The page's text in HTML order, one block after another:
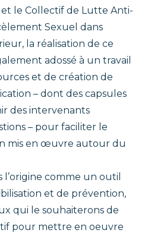
le Collectif de Lutte Anti-
Sexuel dans
la réalisation de ce
adossé à un travail
et de création de
– dont des capsules
des intervenants
– pour faciliter le
mis en œuvre autour du
comme un outil
et de prévention,
qui le souhaiterons de
pour mettre en oeuvre